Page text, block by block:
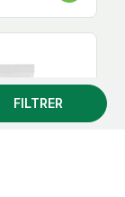
FILTRER